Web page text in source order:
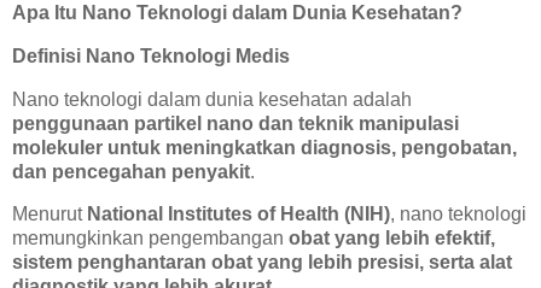
Apa Itu Nano Teknologi dalam Dunia Kesehatan?
Definisi Nano Teknologi Medis
Nano teknologi dalam dunia kesehatan adalah
penggunaan partikel nano dan teknik manipulasi
molekuler untuk meningkatkan diagnosis, pengobatan,
dan pencegahan penyakit.
Menurut National Institutes of Health (NIH), nano teknologi
memungkinkan pengembangan obat yang lebih efektif,
sistem penghantaran obat yang lebih presisi, serta alat